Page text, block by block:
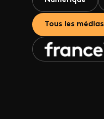
Tous les médias